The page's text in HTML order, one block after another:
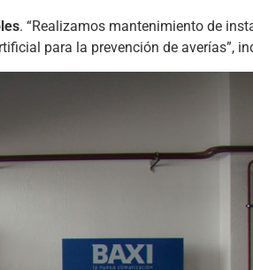
. “Realizamos mantenimiento de
para la prevención de averías”,